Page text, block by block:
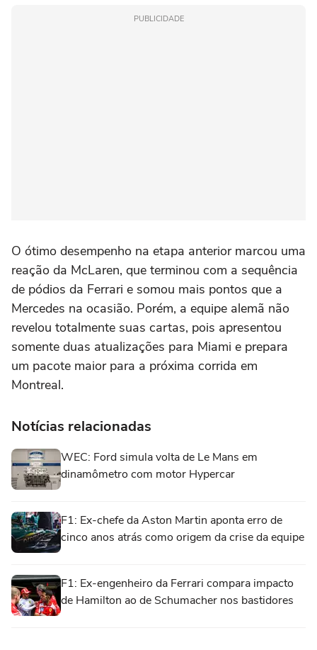
PUBLICIDADE
O ótimo desempenho na etapa anterior marcou uma
reação da McLaren, que terminou com a sequência
de pódios da Ferrari e somou mais pontos que a
Mercedes na ocasião. Porém, a equipe alemã não
revelou totalmente suas cartas, pois apresentou
somente duas atualizações para Miami e prepara
um pacote maior para a próxima corrida em
Montreal.
Notícias relacionadas
WEC: Ford simula volta de Le Mans em
dinamômetro com motor Hypercar
F1: Ex-chefe da Aston Martin aponta erro de
cinco anos atrás como origem da crise da equipe
F1: Ex-engenheiro da Ferrari compara impacto
de Hamilton ao de Schumacher nos bastidores